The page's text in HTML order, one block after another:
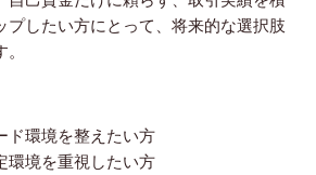
プしたい方にとって、将来的な選択肢
ド環境を整えたい方
環境を重視したい方